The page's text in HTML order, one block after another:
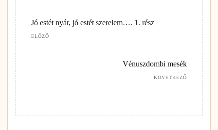
Jó estét nyár, jó estét szerelem…. 1. rész
ELŐZŐ
Vénuszdombi mesék
KÖVETKEZŐ